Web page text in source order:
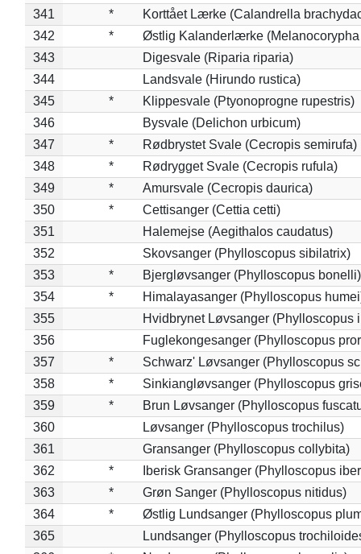
341
*
Korttået Lærke (Calandrella
342
*
Østlig Kalanderlærke (Melanocorypha
343
Digesvale (Riparia riparia)
344
Landsvale (Hirundo rustica)
345
*
Klippesvale (Ptyonoprogne rupestris)
346
Bysvale (Delichon urbicum)
347
*
Rødbrystet Svale (Cecropis semirufa)
348
*
Rødrygget Svale (Cecropis rufula)
349
*
Amursvale (Cecropis daurica)
350
*
Cettisanger (Cettia cetti)
351
Halemejse (Aegithalos caudatus)
352
Skovsanger (Phylloscopus sibilatrix)
353
*
Bjergløvsanger (Phylloscopus bonelli)
354
*
Himalayasanger (Phylloscopus
355
Hvidbrynet Løvsanger (Phylloscopus
356
Fuglekongesanger (Phylloscopus
357
*
Schwarz' Løvsanger (Phylloscopus
358
*
Sinkiangløvsanger (Phylloscopus
359
*
Brun Løvsanger (Phylloscopus
360
Løvsanger (Phylloscopus trochilus)
361
Gransanger (Phylloscopus collybita)
362
*
Iberisk Gransanger (Phylloscopus
363
*
Grøn Sanger (Phylloscopus nitidus)
364
*
Østlig Lundsanger (Phylloscopus
365
Lundsanger (Phylloscopus